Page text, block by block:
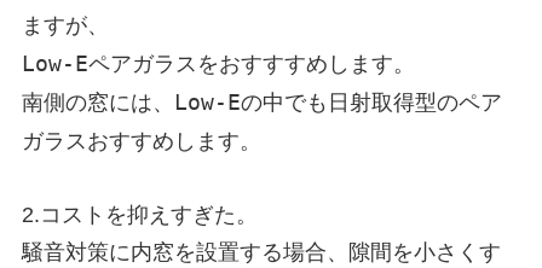
ますが、
Low-Eペアガラスをおすすすめします。
南側の窓には、Low-Eの中でも日射取得型のペア
ガラスおすすめします。
2.コストを抑えすぎた。
騒音対策に内窓を設置する場合、隙間を小さくす